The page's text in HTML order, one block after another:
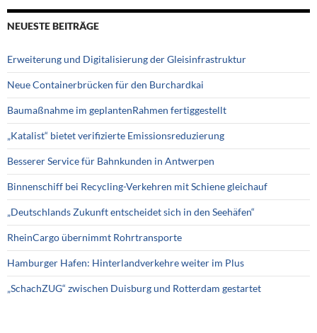
NEUESTE BEITRÄGE
Erweiterung und Digitalisierung der Gleisinfrastruktur
Neue Containerbrücken für den Burchardkai
Baumaßnahme im geplantenRahmen fertiggestellt
„Katalist“ bietet verifizierte Emissionsreduzierung
Besserer Service für Bahnkunden in Antwerpen
Binnenschiff bei Recycling-Verkehren mit Schiene gleichauf
„Deutschlands Zukunft entscheidet sich in den Seehäfen“
RheinCargo übernimmt Rohrtransporte
Hamburger Hafen: Hinterlandverkehre weiter im Plus
„SchachZUG“ zwischen Duisburg und Rotterdam gestartet